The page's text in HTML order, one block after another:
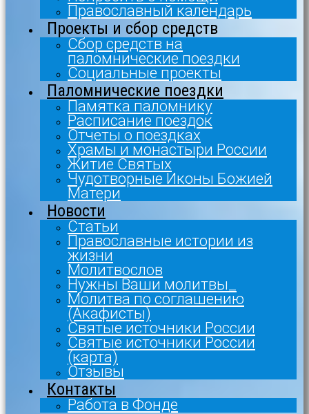
Православный календарь
Проекты и сбор средств
Сбор средств на
паломнические поездки
Социальные проекты
Паломнические поездки
Памятка паломнику
Расписание поездок
Отчеты о поездках
Храмы и монастыри России
Житие Святых
Чудотворные Иконы Божией
Матери
Новости
Статьи
Православные истории из
жизни
Молитвослов
Нужны Ваши молитвы_
Молитва по соглашению
(Акафисты)
Святые источники России
Святые источники России
(карта)
Отзывы
Контакты
Работа в Фонде